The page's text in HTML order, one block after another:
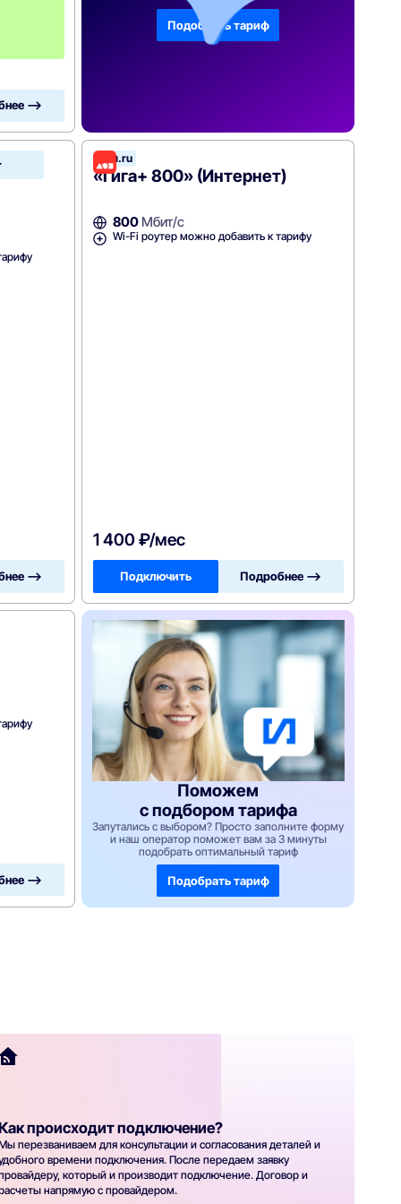
—>
Подобрать тариф
Зеленая
точка
—>
Дом.ru
«Гига+ 800» (Интернет)
800 Мбит/с
Wi-Fi роутер можно добавить к тарифу
1 400 ₽/мес
Подключить Подробнее —>
—>
Поможем
с подбором тарифа
Запутались с выбором? Просто заполните форму
и наш оператор поможет вам за 3 минуты
подобрать оптимальный тариф
Подобрать тариф
происходит подключение?
перезваниваем для консультации и согласования деталей и
времени подключения. После передаем заявку
который и производит подключение. Договор и
напрямую с провайдером.